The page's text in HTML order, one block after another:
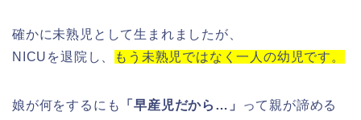
確かに未熟児として生まれましたが、
NICUを退院し、
もう未熟児ではなく一人の幼児です。
娘が何をするにも 「早産児だから…」
って親が諦める